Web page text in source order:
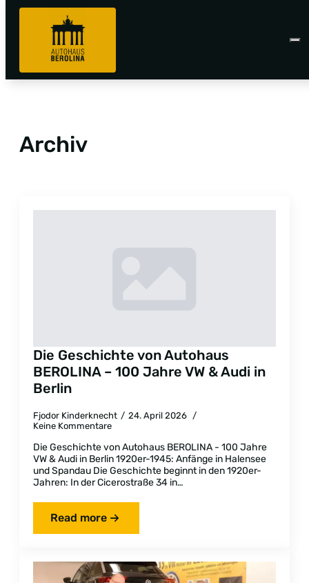
Archiv
Die Geschichte von Autohaus
BEROLINA – 100 Jahre VW & Audi in
Berlin
Fjodor Kinderknecht
24. April 2026
Keine Kommentare
Die Geschichte von Autohaus BEROLINA - 100 Jahre
VW & Audi in Berlin 1920er-1945: Anfänge in Halensee
und Spandau Die Geschichte beginnt in den 1920er-
Jahren: In der Cicerostraße 34 in…
Read more